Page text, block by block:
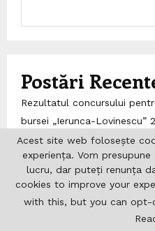
Postări
Rezultatul concursului
bursei „Ierunca-Lovinescu”
Precizări de presă
Conferința ROUNIT de la
Scoala parohiala a Parohiei
Schiedam/Rotterdam
nerambursabile din partea
Acest site web folosește
experiența. Vom
lucru, dar puteți renunța
cookies to improve your
with this, but you can opt-